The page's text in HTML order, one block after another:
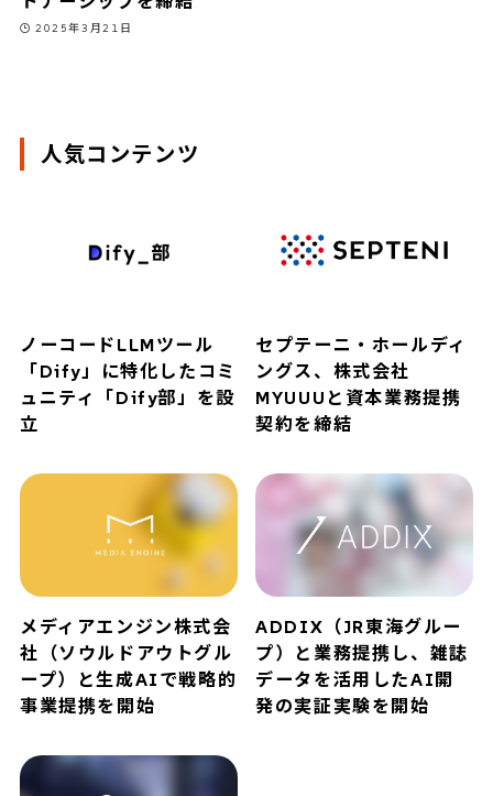
2025年3月21日
人気コンテンツ
ノーコードLLMツール
「Dify」に特化したコミ
ュニティ「Dify部」を設
立
セプテーニ・ホールディ
ングス、株式会社
MYUUUと資本業務提携
契約を締結
メディアエンジン株式会
社（ソウルドアウトグル
ープ）と生成AIで戦略的
事業提携を開始
ADDIX（JR東海グルー
プ）と業務提携し、雑誌
データを活用したAI開
発の実証実験を開始